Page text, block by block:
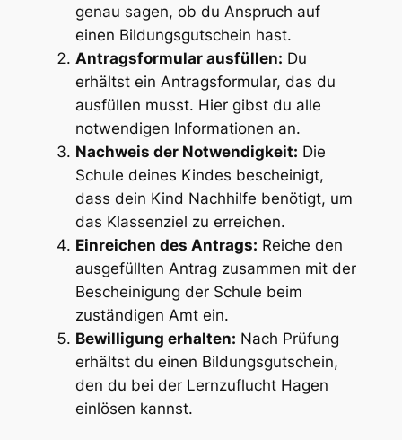
genau sagen, ob du Anspruch auf
einen Bildungsgutschein hast.
Antragsformular ausfüllen: Du
erhältst ein Antragsformular, das du
ausfüllen musst. Hier gibst du alle
notwendigen Informationen an.
Nachweis der Notwendigkeit: Die
Schule deines Kindes bescheinigt,
dass dein Kind Nachhilfe benötigt, um
das Klassenziel zu erreichen.
Einreichen des Antrags: Reiche den
ausgefüllten Antrag zusammen mit der
Bescheinigung der Schule beim
zuständigen Amt ein.
Bewilligung erhalten: Nach Prüfung
erhältst du einen Bildungsgutschein,
den du bei der Lernzuflucht Hagen
einlösen kannst.